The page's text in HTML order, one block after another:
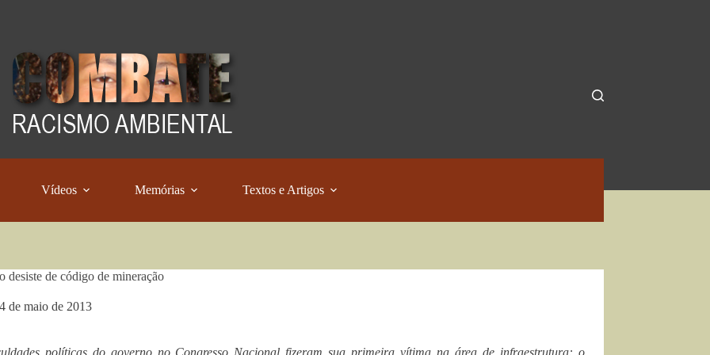
Vídeos Memórias Textos e Artigos
desiste de código de mineração
de maio de 2013
políticas do governo no Congresso Nacional fizeram sua primeira vítima na área de infraestrutura: o